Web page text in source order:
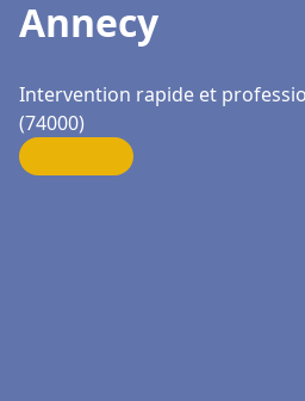
Annecy
Intervention rapide et
(74000)